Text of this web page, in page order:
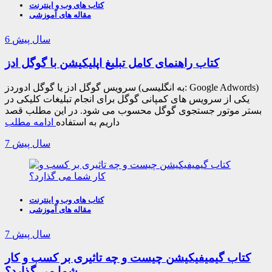
کتاب های وب و اینترنت
مقاله های آموزشی
6 سال پیش
کتاب راهنمای کامل تبلیغ اپلیکیشن با گوگل ادز
سرویس گوگل ادز یا گوگل ادوردز (به انگلیسی: Google Adwords)
یکی از سرویس های کمپانی گوگل برای انجام تبلیغات کلیکی در
بستر موتور جستجوی گوگل محسوب می شود. در این مطلب قصد
داریم به استفاده ادامه مطلب
7 سال پیش
کتاب های وب و اینترنت
مقاله های آموزشی
7 سال پیش
کتاب گیمیفیکیشن چیست و چه تاثیری بر کسب و کار